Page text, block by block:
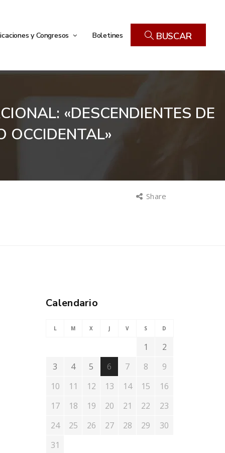
y Congresos Boletines BUSCAR
«DESCENDIENTES DE
OCCIDENTAL»
Share
Calendario
L M X J V S D
1
2
3
4 5 6 7 8
9
10
11 12 13 14 15
16
17
18 19 20 21 22
23
24
25 26 27 28 29
30
31